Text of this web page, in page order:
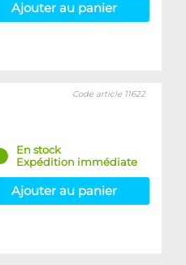
Ajouter au panier
Code article 11622
En stock
Expédition immédiate
Ajouter au panier